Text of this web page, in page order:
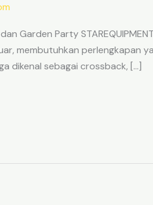
Garden Party
membutuhkan perlengkapan
dikenal sebagai crossback, […]